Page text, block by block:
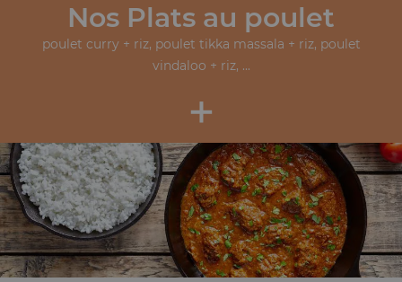
Nos Plats au poulet
poulet curry + riz, poulet tikka massala + riz, poulet
vindaloo + riz, ...
+